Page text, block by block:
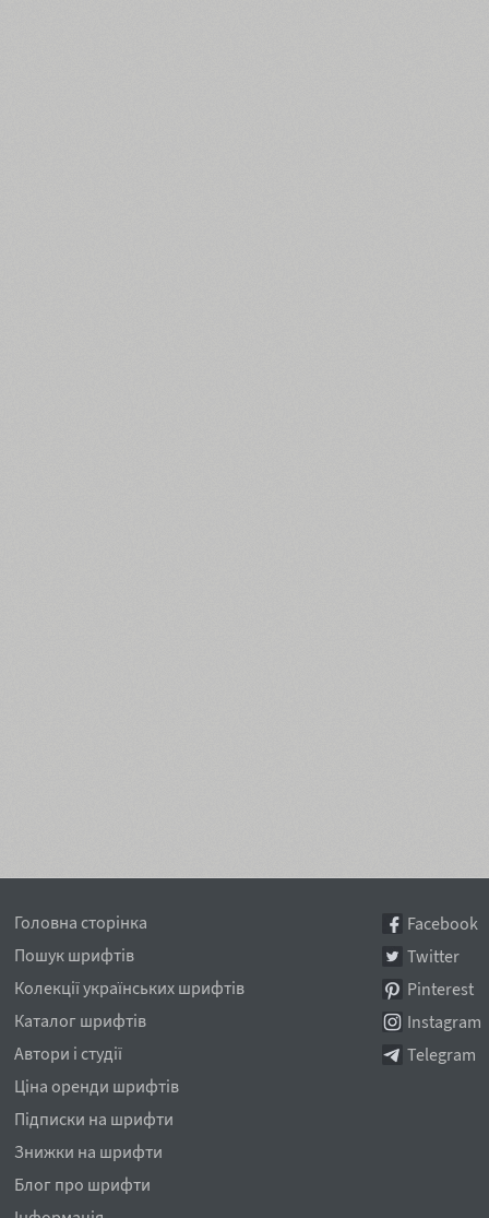
Головна сторінка
Пошук шрифтів
Колекції українських шрифтів
Каталог шрифтів
Автори і студії
Ціна оренди шрифтів
Підписки на шрифти
Знижки на шрифти
Блог про шрифти
Facebook
Twitter
Pinterest
Instagram
Telegram